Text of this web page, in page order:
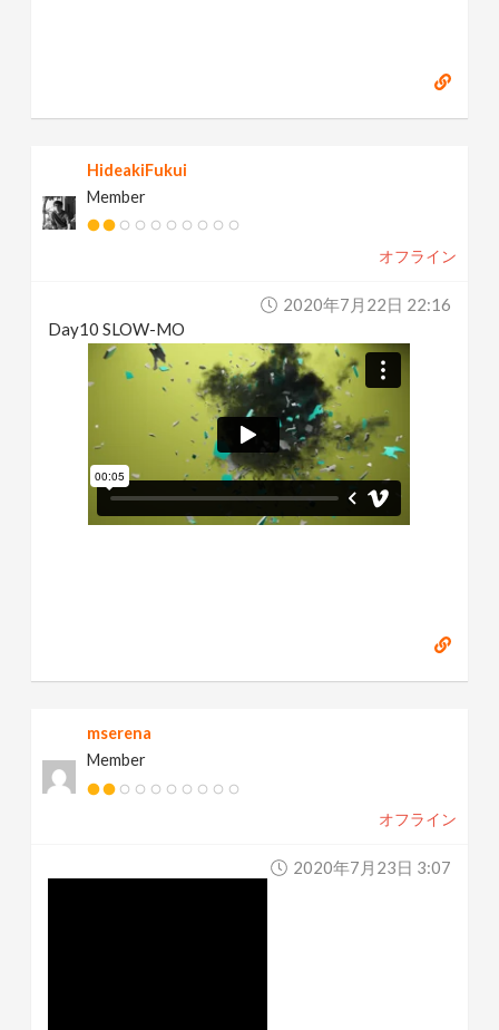
HideakiFukui
Member
オフライン
2020年7月22日 22:16
Day10 SLOW-MO
mserena
Member
オフライン
2020年7月23日 3:07